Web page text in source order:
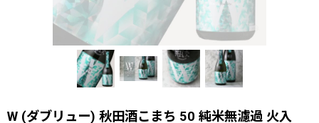
W (ダブリュー) 秋田酒こまち 50 純米無濾過 火入